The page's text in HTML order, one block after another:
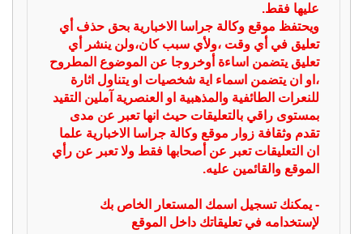
عليها فقط.
ويحتفظ موقع وكالة جراسا الاخبارية بحق حذف أي
تعليق في أي وقت ،ولأي سبب كان،ولن ينشر أي
تعليق يتضمن اساءة أوخروجا عن الموضوع المطروح
،او ان يتضمن اسماء اية شخصيات او يتناول اثارة
للنعرات الطائفية والمذهبية او العنصرية آملين التقيد
بمستوى راقي بالتعليقات حيث انها تعبر عن مدى
تقدم وثقافة زوار موقع وكالة جراسا الاخبارية علما
ان التعليقات تعبر عن أصحابها فقط ولا تعبر عن رأي
الموقع والقائمين عليه.
- يمكنك تسجيل اسمك المستعار الخاص بك
لإستخدامه في تعليقاتك داخل الموقع